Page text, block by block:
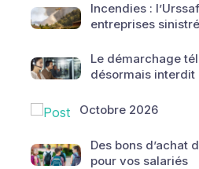
Incendies :
entreprises
Le démarchage
désormais interdit
Octobre 2026
Des bons d’achat
pour vos salariés